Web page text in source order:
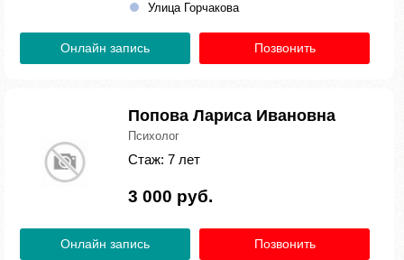
Улица Горчакова
Онлайн запись Позвонить
Попова Лариса Ивановна
Психолог
Стаж: 7 лет
3 000 руб.
Онлайн запись Позвонить